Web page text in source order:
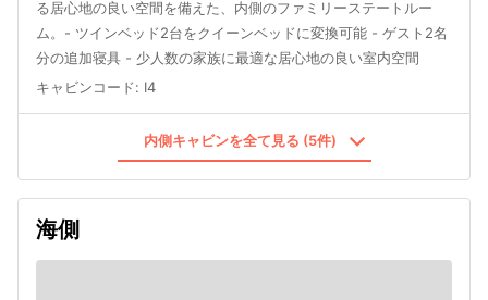
る居心地の良い空間を備えた、内側のファミリーステートルー
ム。- ツインベッド2台をクイーンベッドに変換可能 - ゲスト2名
分の追加寝具 - 少人数の家族に最適な居心地の良い室内空間
キャビンコード: I4
内側キャビンを全て見る (5件)
海側